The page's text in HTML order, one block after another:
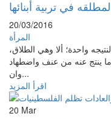
في تربية أبنائها
20/03/2016
المرأة
واحدة؛ ألا وهي الطلاق،
ينتج عنه من عنف واضطهاد
وان...
اقرأ المزيد
20 Mar